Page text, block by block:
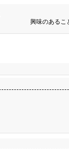
興味のあるこ